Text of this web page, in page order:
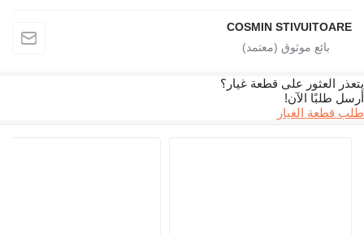
COSMIN STIVUITOARE
يتعذر العثور على قطعة غيار؟
أرسل طلبًا الآن!
طلب قطعة الغيار